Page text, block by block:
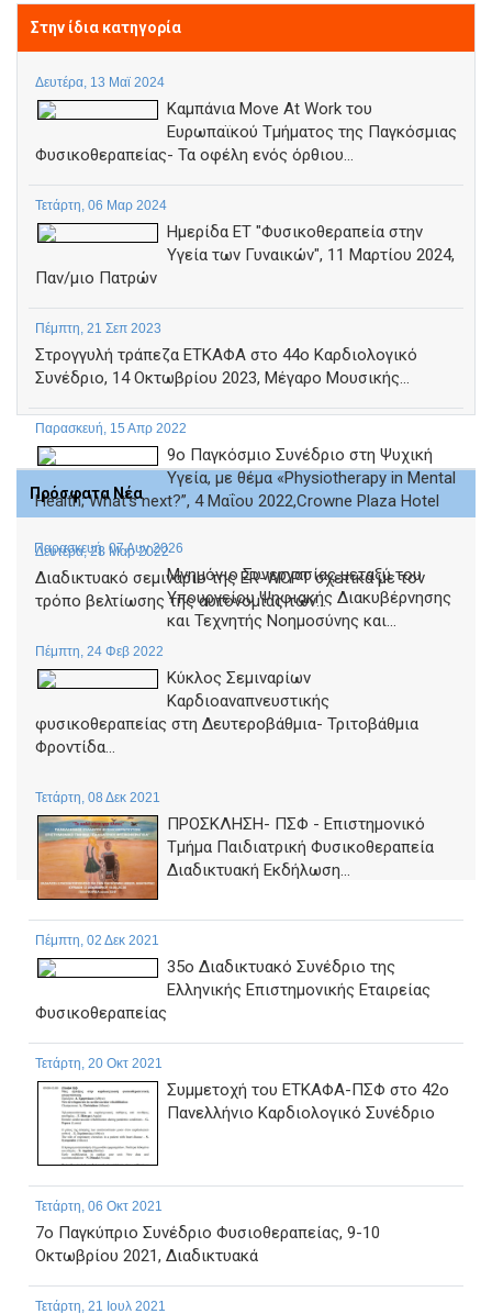
Στην ίδια κατηγορία
Δευτέρα, 13 Μαϊ 2024
Καμπάνια Move At Work του
Ευρωπαϊκού Τμήματος της Παγκόσμιας
Φυσικοθεραπείας- Τα οφέλη ενός όρθιου...
Τετάρτη, 06 Μαρ 2024
Ημερίδα ΕΤ "Φυσικοθεραπεία στην
Υγεία των Γυναικών", 11 Μαρτίου 2024,
Παν/μιο Πατρών
Πέμπτη, 21 Σεπ 2023
Στρογγυλή τράπεζα ΕΤΚΑΦΑ στο 44ο Καρδιολογικό
Συνέδριο, 14 Οκτωβρίου 2023, Μέγαρο Μουσικής...
Παρασκευή, 15 Απρ 2022
9ο Παγκόσμιο Συνέδριο στη Ψυχική
Υγεία, με θέμα «Physiotherapy in Mental
Health; What’s next?”, 4 Μαΐου 2022,Crowne Plaza Hotel
Δευτέρα, 28 Μαρ 2022
Διαδικτυακό σεμινάριο της ER-WCPT σχετικά με τον
τρόπο βελτίωσης της αυτονομίας των...
Πέμπτη, 24 Φεβ 2022
Κύκλος Σεμιναρίων
Καρδιοαναπνευστικής
φυσικοθεραπείας στη Δευτεροβάθμια- Τριτοβάθμια
Φροντίδα...
Τετάρτη, 08 Δεκ 2021
ΠΡΟΣΚΛΗΣΗ- ΠΣΦ - Επιστημονικό
Τμήμα Παιδιατρική Φυσικοθεραπεία
Διαδικτυακή Εκδήλωση...
Πέμπτη, 02 Δεκ 2021
35o Διαδικτυακό Συνέδριο της
Ελληνικής Επιστημονικής Εταιρείας
Φυσικοθεραπείας
Τετάρτη, 20 Οκτ 2021
Συμμετοχή του ΕΤΚΑΦΑ-ΠΣΦ στο 42ο
Πανελλήνιο Καρδιολογικό Συνέδριο
Τετάρτη, 06 Οκτ 2021
7ο Παγκύπριο Συνέδριο Φυσιοθεραπείας, 9-10
Οκτωβρίου 2021, Διαδικτυακά
Τετάρτη, 21 Ιουλ 2021
Πρόσφατα Νέα
Παρασκευή, 07 Αυγ 2026
Μνημόνιο Συνεργασίας μεταξύ του
Υπουργείου Ψηφιακής Διακυβέρνησης
και Τεχνητής Νοημοσύνης και...